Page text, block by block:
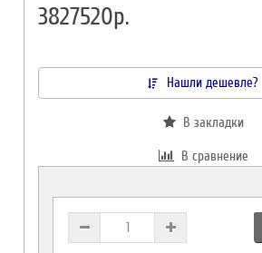
3827520р.
Нашли дешевле?
В закладки
В сравнение